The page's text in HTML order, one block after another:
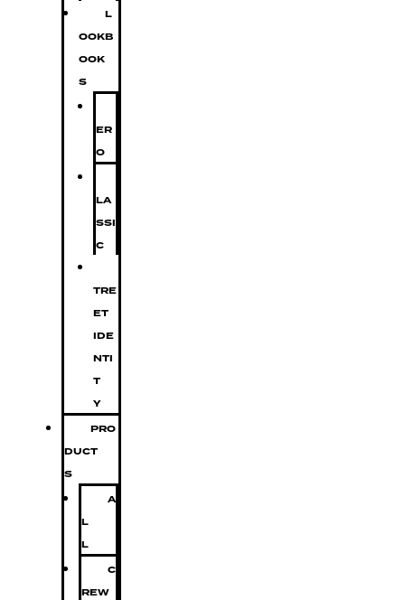
L
OOKB
OOK
S
ER
O
LA
SSI
C
TRE
ET
IDE
NTI
T
Y
PRO
DUCT
S
A
L
L
C
REW